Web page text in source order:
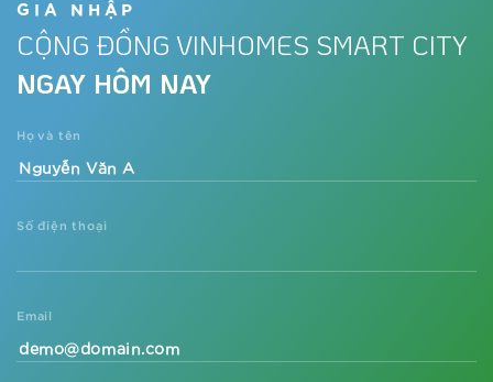
resort Mỹ tại trung tâm phía Tây Thủ
Vì sao các nhà đầu tư lại săn lùng dự
GIA NHẬP
CỘNG ĐỒNG VINHOMES SMART CITY
NGAY HÔM NAY
Họ và tên
Số điện thoại
Email